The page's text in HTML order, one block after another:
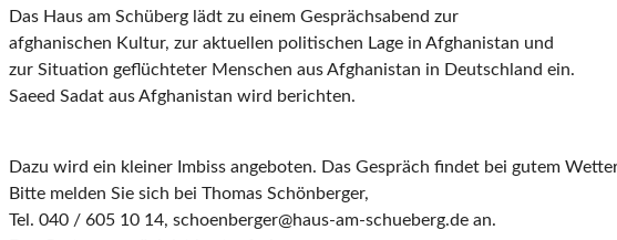
Das Haus am Schüberg lädt zu einem Gesprächsabend zur
afghanischen Kultur, zur aktuellen politischen Lage in Afghanistan und
zur Situation geflüchteter Menschen aus Afghanistan in Deutschland ein.
Saeed Sadat aus Afghanistan wird berichten.
Dazu wird ein kleiner Imbiss angeboten. Das Gespräch findet bei gutem
Bitte melden Sie sich bei Thomas Schönberger,
Tel. 040 / 605 10 14, schoenberger@haus-am-schueberg.de an.